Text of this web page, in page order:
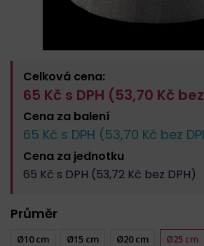
Celková cena:
65 Kč s DPH (53,70 Kč
Cena za balení
65 Kč s DPH (53,70 Kč bez
Cena za jednotku
65 Kč s DPH (53,72 Kč bez DPH)
Průměr
Ø10 cm Ø15 cm Ø20 cm Ø25 cm